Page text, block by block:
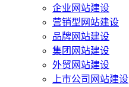
企业网站建设
营销型网站建设
品牌网站建设
集团网站建设
外贸网站建设
上市公司网站建设